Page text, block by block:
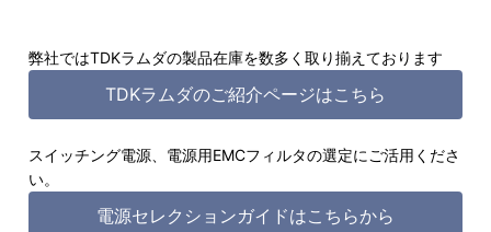
弊社ではTDKラムダの製品在庫を数多く取り揃えております
TDKラムダのご紹介ページはこちら
スイッチング電源、電源用EMCフィルタの選定にご活用くださ
い。
電源セレクションガイドはこちらから